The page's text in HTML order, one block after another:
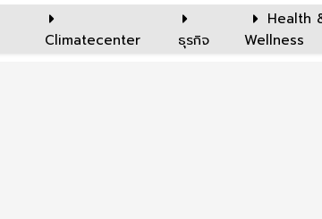
Climatecenter ธุรกิจ
Health
Wellness